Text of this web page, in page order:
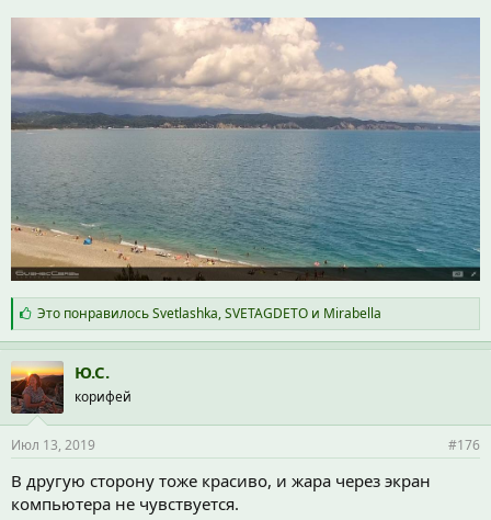
С
и
м
п
а
т
и
:
Это понравилосьSvetlashka,SVETAGDETOи Mirabella
Ю.С.
корифей
Июл 13, 2019 #176
В другую сторону тоже красиво, и жара через экран
компьютера не чувствуется.